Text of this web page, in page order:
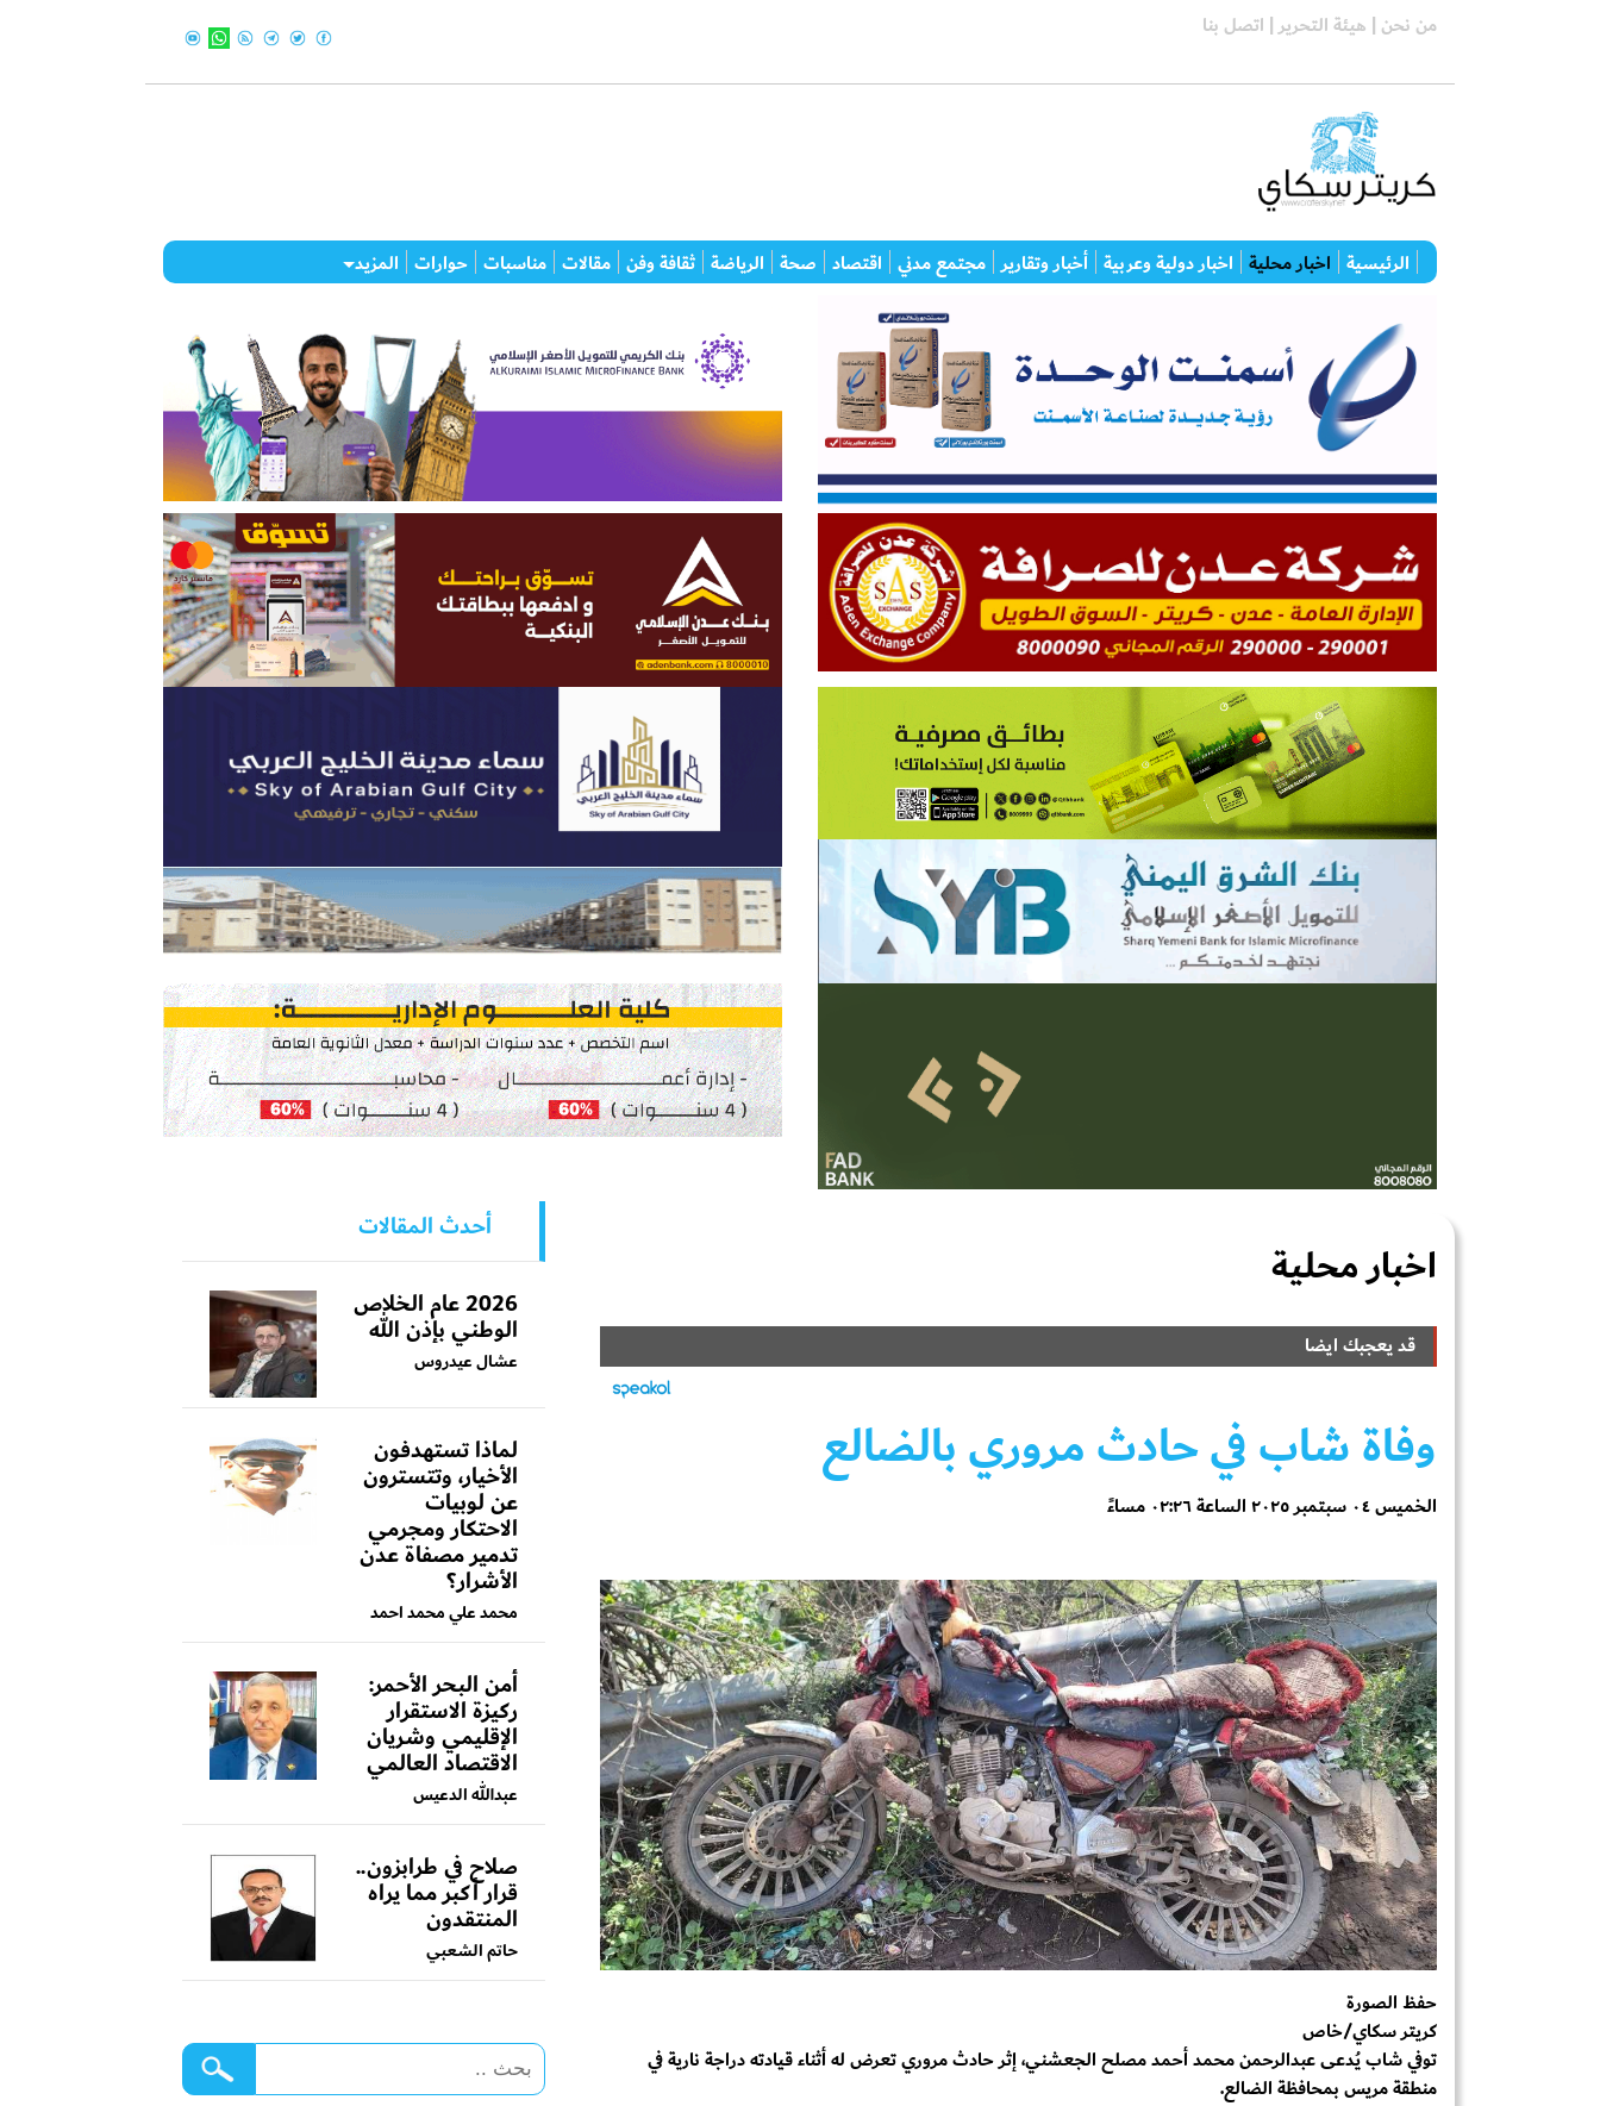
من نحن | هيئة التحرير | اتصل بنا
الرئيسية اخبار محلية اخبار دولية وعربية أخبار وتقارير مجتمع مدني اقتصاد صحة الرياضة ثقافة وفن مقالات مناسبات حوارات المزيد
اخبار محلية
قد يعجبك ايضا
وفاة شاب في حادث مروري بالضالع
الخميس ٠٤ سبتمبر ٢٠٢٥ الساعة ٠٢:٢٦ مساءً
حفظ الصورة
كريتر سكاي/خاص
توفي شاب يُدعى عبدالرحمن محمد أحمد مصلح الجعشني، إثر حادث مروري تعرض له أثناء قيادته دراجة نارية في
منطقة مريس بمحافظة الضالع.
أحدث المقالات
2026 عام الخلاص
الوطني بإذن الله
عشال عيدروس
لماذا تستهدفون
الأخيار، وتتسترون
عن لوبيات
الاحتكار ومجرمي
تدمير مصفاة عدن
الأشرار؟
محمد علي محمد احمد
أمن البحر الأحمر:
ركيزة الاستقرار
الإقليمي وشريان
الاقتصاد العالمي
عبدالله الدعيس
صلاح في طرابزون..
قرار أكبر مما يراه
المنتقدون
حاتم الشعبي